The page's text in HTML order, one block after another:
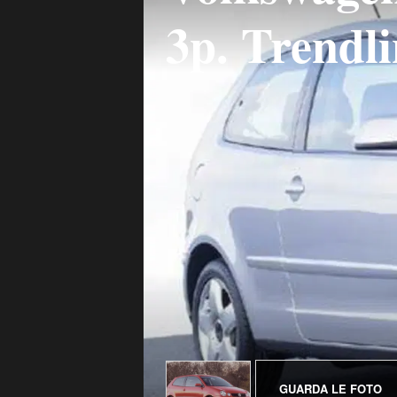
3p.
GUARDA LE FOTO